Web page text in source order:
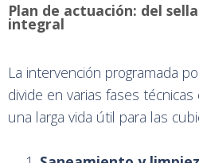
Plan de actuación: del
integral
La intervención programada
divide en varias fases
una larga vida útil para las